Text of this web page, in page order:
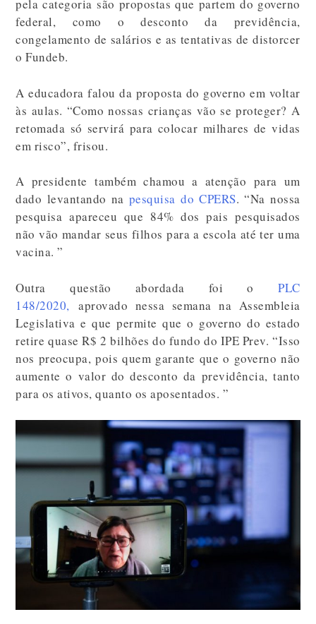
pela categoria são propostas que partem do governo
federal, como o desconto da previdência,
congelamento de salários e as tentativas de distorcer
o Fundeb.
A educadora falou da proposta do governo em voltar
às aulas. “Como nossas crianças vão se proteger? A
retomada só servirá para colocar milhares de vidas
em risco”, frisou.
A presidente também chamou a atenção para um
dado levantando na pesquisa do CPERS. “Na nossa
pesquisa apareceu que 84% dos pais pesquisados
não vão mandar seus filhos para a escola até ter uma
vacina. ”
Outra questão abordada foi oPLC
148/2020,aprovado nessa semana na Assembleia
Legislativa e que permite que o governo do estado
retire quase R$ 2 bilhões do fundo do IPE Prev. “Isso
nos preocupa, pois quem garante que o governo não
aumente o valor do desconto da previdência, tanto
para os ativos, quanto os aposentados. ”